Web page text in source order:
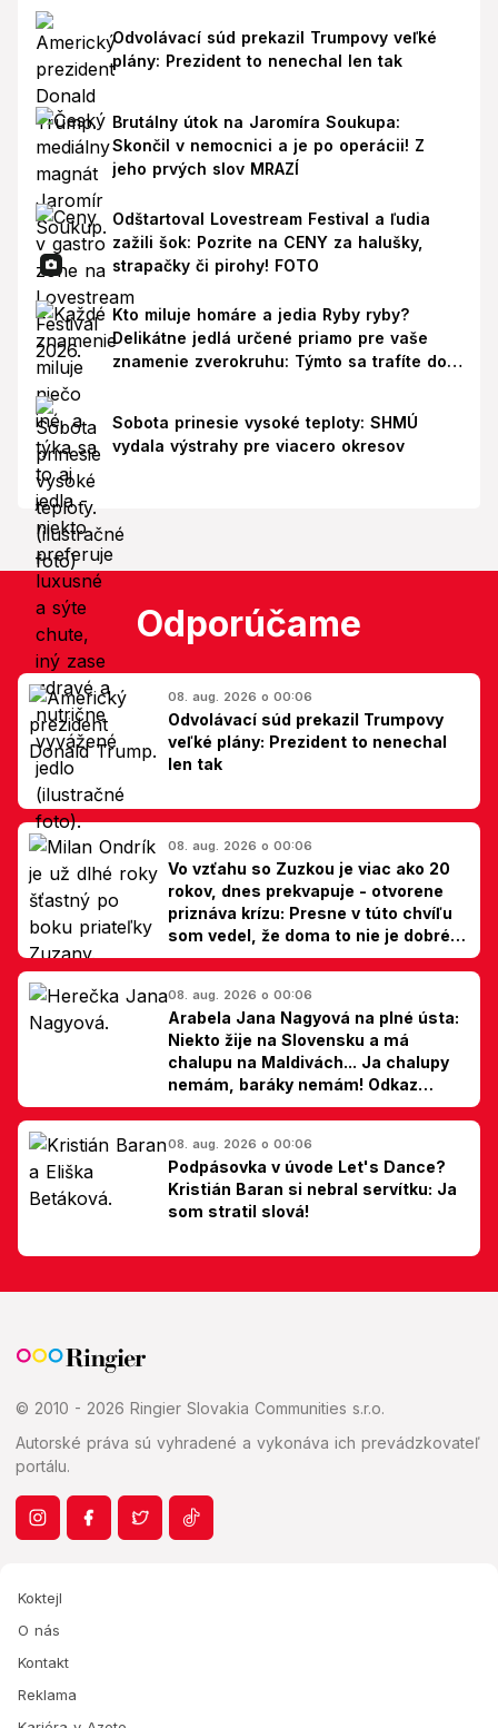
Odvolávací súd prekazil Trumpovy veľké
plány: Prezident to nenechal len tak
Brutálny útok na Jaromíra Soukupa:
Skončil v nemocnici a je po operácii! Z
jeho prvých slov MRAZÍ
Odštartoval Lovestream Festival a ľudia
zažili šok: Pozrite na CENY za halušky,
strapačky či pirohy! FOTO
Kto miluje homáre a jedia Ryby ryby?
Delikátne jedlá určené priamo pre vaše
znamenie zverokruhu: Týmto sa trafíte do
Sobota prinesie vysoké teploty: SHMÚ
vydala výstrahy pre viacero okresov
Odporúčame
08. aug. 2026 o 00:06
Odvolávací súd prekazil Trumpovy
veľké plány: Prezident to nenechal
len tak
08. aug. 2026 o 00:06
Vo vzťahu so Zuzkou je viac ako 20
rokov, dnes prekvapuje - otvorene
priznáva krízu: Presne v túto chvíľu
som vedel, že doma to nie je dobré,
hovorí Milan Ondrík
08. aug. 2026 o 00:06
Arabela Jana Nagyová na plné ústa:
Niekto žije na Slovensku a má
chalupu na Maldivách... Ja chalupy
nemám, baráky nemám! Odkaz
Slovákom
08. aug. 2026 o 00:06
Podpásovka v úvode Let's Dance?
Kristián Baran si nebral servítku: Ja
som stratil slová!
© 2010 - 2026 Ringier Slovakia Communities s.r.o.
Autorské práva sú vyhradené a vykonáva ich prevádzkovateľ
portálu.
Koktejl
O nás
Kontakt
Reklama